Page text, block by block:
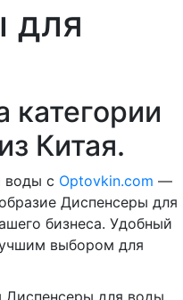
для
категории
Китая.
воды с Optovkin.com —
Диспенсеры для
бизнеса. Удобный
выбором для
для воды